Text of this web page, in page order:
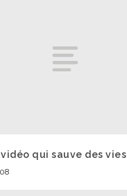
vidéo qui sauve des vies